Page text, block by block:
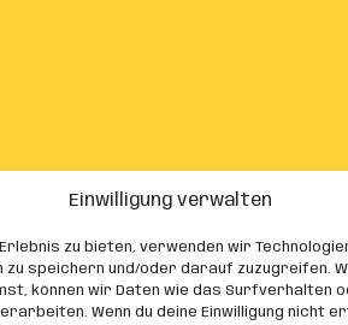
Einwilligung verwalten
zu bieten, verwenden wir
speichern und/oder darauf zuzugreifen.
können wir Daten wie das Surfverhalten
Wenn du deine Einwilligung nicht